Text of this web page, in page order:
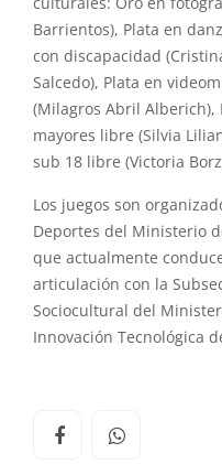
Barrientos), Plata en
con discapacidad
Salcedo), Plata en
(Milagros Abril Alberich),
mayores libre (Silvia
sub 18 libre (Victoria
Los juegos son
Deportes del Ministerio
que actualmente
articulación con la
Sociocultural del
Innovación Tecnológica